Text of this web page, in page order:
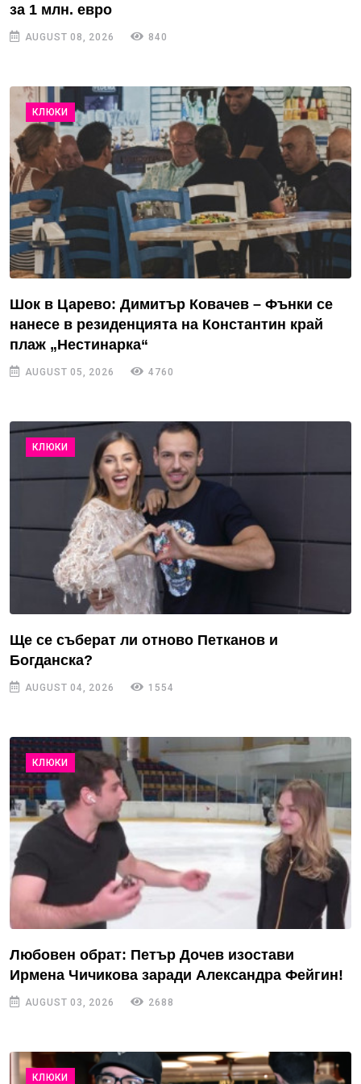
за 1 млн. евро
AUGUST 08, 2026 840
КЛЮКИ
Шок в Царево: Димитър Ковачев – Фънки се
нанесе в резиденцията на Константин край
плаж „Нестинарка“
AUGUST 05, 2026 4760
КЛЮКИ
Ще се съберат ли отново Петканов и
Богданска?
AUGUST 04, 2026 1554
КЛЮКИ
Любовен обрат: Петър Дочев изостави
Ирмена Чичикова заради Александра Фейгин!
AUGUST 03, 2026 2688
КЛЮКИ